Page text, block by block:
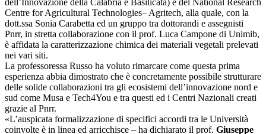
dell’Innovazione della Calabria e Basilicata) e del National Research
Centre for Agricultural Technologies– Agritech, alla quale, con la
dott.ssa Sonia Carabetta ed un gruppo tra dottorandi e assegnisti
Pnrr, in stretta collaborazione con il prof. Luca Campone di Unimib,
è affidata la caratterizzazione chimica dei materiali vegetali prelevati
nei vari siti.
La professoressa Russo ha voluto rimarcare come questa prima
esperienza abbia dimostrato che è concretamente possibile strutturare
delle solide collaborazioni tra gli ecosistemi dell’innovazione nord e
sud come Musa e Tech4You e tra questi ed i Centri Nazionali creati
grazie al Pnrr.
«L’auspicata formalizzazione di specifici accordi tra le Università
coinvolte è in linea ed arricchisce – ha dichiarato il prof. Giuseppe